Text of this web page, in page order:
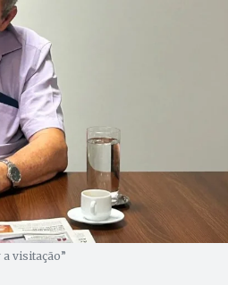
visitação”